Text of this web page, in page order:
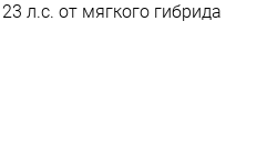
л.с. от мягкого гибрида